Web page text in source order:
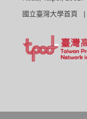
國立臺灣大學首頁 |